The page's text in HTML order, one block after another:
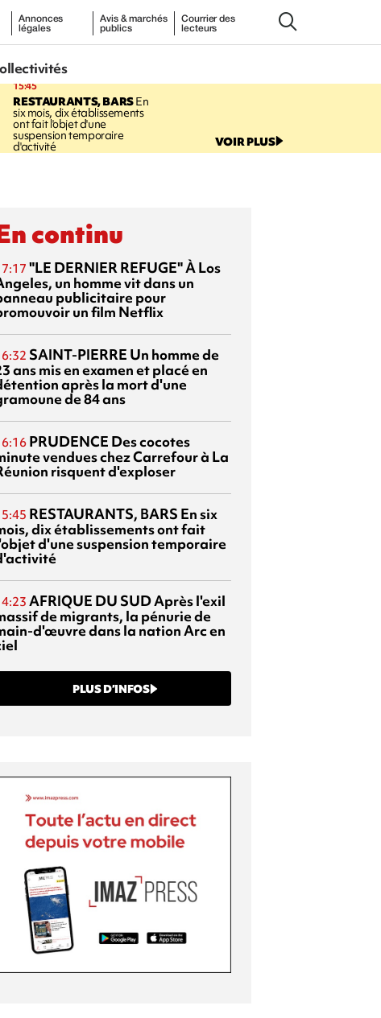
Annonces
légales
Avis & marchés
publics
Courrier des
lecteurs
15:45
RESTAURANTS, BARSEn
six mois, dix établissements
ont fait l'objet d'une
suspension temporaire
d'activité VOIR PLUS
continu
"LE DERNIER REFUGE"À Los
un homme vit dans un
publicitaire pour
un film Netflix
SAINT-PIERRE Un homme de
ans mis en examen et placé en
après la mort d'une
de 84 ans
PRUDENCE Des cocotes
vendues chez Carrefour à La
risquent d'exploser
RESTAURANTS, BARS En six
dix établissements ont fait
d'une suspension temporaire
AFRIQUE DU SUDAprès l'exil
de migrants, la pénurie de
d'œuvre dans la nation Arc en
PLUS D’INFOS